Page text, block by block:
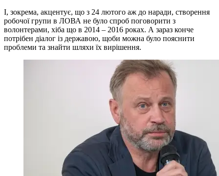
І, зокрема, акцентує, що з 24 лютого аж до наради, створення
робочої групи в ЛОВА не було спроб поговорити з
волонтерами, хіба що в 2014 – 2016 роках. А зараз конче
потрібен діалог із державою, щоби можна було пояснити
проблеми та знайти шляхи їх вирішення.